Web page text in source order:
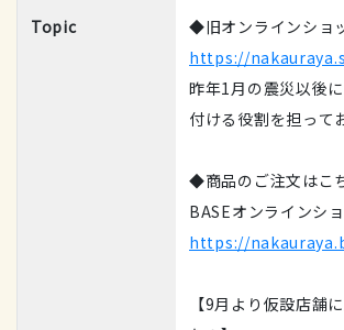
Topic
◆旧オンラインショ
https://
昨年1月の震災以後
付ける役割を担って
◆商品のご注文はこ
BASEオンラインシ
https://
【9月より仮設店舗